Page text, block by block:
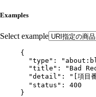
Examples
Select example
{
"type" : "
"title" : " Bad
"detail" : " [項目
"status" : 400
}